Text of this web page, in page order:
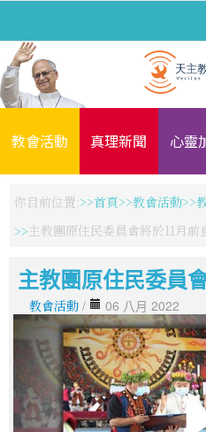
教會活動 真理新聞 心靈
你目前位置: 首頁 教會活動
主教團原住民委員會將於11月前
主教團原住民委員
教會活動 / 06 八月 2022